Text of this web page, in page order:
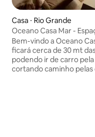
Casa ⋅ Rio Grande
Oceano Casa Mar -
perto da Praia :)
Bem-vindo a Oceano
ficará cerca de 30 mt
podendo ir de carro
cortando caminho pelas